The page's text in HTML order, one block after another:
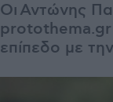
Οι Αντώνης
protothema.gr
επίπεδο με